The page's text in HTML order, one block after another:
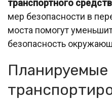
транспортного
мер безопасности в
моста помогут
безопасность
Планируемые